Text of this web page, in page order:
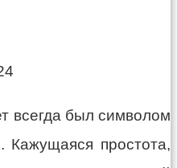
всегда был символом
Кажущаяся простота,